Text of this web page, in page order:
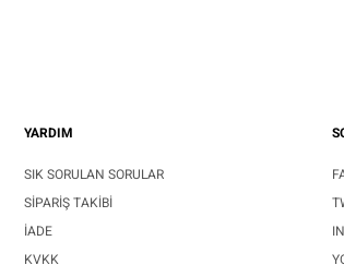
YARDIM
SIK SORULAN SORULAR
SIPARIŞ TAKIBI
İADE
KVKK